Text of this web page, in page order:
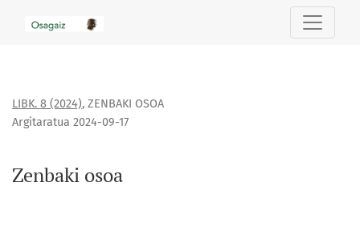
LIBK. 8 (2024), ZENBAKI OSOA
Zenbaki osoa
Argitaratua 2024-09-17